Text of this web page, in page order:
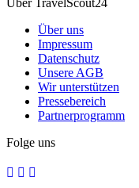
Über uns
Impressum
Datenschutz
Unsere AGB
Wir unterstützen
Pressebereich
Partnerprogramm
Folge uns